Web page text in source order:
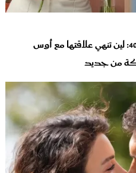
مسلسل "حب ع ورق" الحلقة 40: لين تنهي علاقتها مع أوس
من جديد